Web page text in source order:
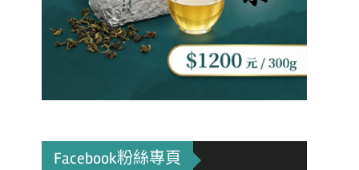
Facebook粉絲專頁